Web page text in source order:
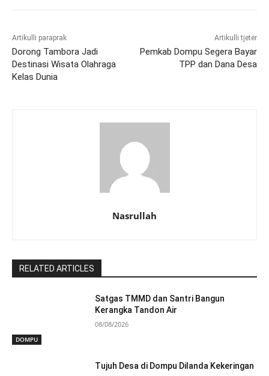
Artikulli paraprak
Dorong Tambora Jadi
Destinasi Wisata Olahraga
Kelas Dunia
Artikulli tjetër
Pemkab Dompu Segera Bayar
TPP dan Dana Desa
Nasrullah
RELATED ARTICLES
DOMPU
Satgas TMMD dan Santri Bangun
Kerangka Tandon Air
08/08/2026
Tujuh Desa di Dompu Dilanda Kekeringan